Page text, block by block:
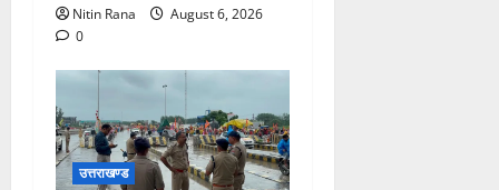
Nitin Rana
August 6, 2026
0
उत्तराखण्ड